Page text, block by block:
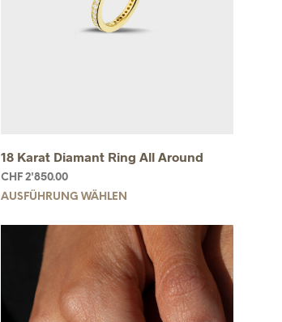
18 Karat Diamant Ring All Around
CHF2'850.00
AUSFÜHRUNG WÄHLEN